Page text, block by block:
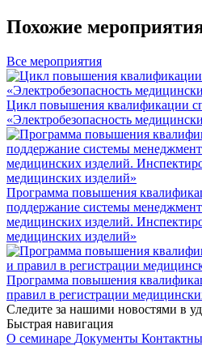
Похожие
Все мероприятия
Цикл повышения квалификации
«Электробезопасность
Программа повышения
поддержание системы
медицинских изделий.
медицинских изделий»
Программа повышения
правил в регистрации
Следите за нашими новостями в
Быстрая навигация
О семинаре Документы